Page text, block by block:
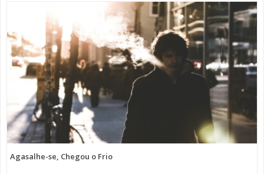
Agasalhe-se, Chegou o Frio